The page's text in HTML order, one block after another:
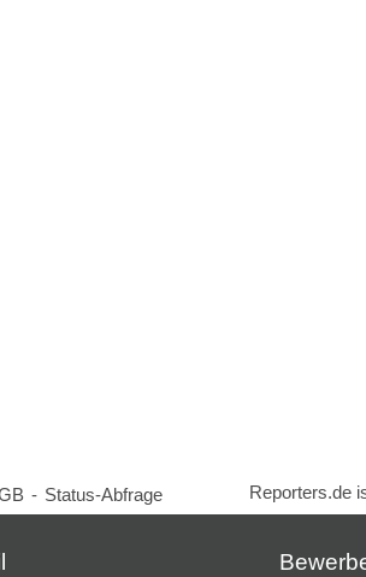
- Status-Abfrage Reporters.de